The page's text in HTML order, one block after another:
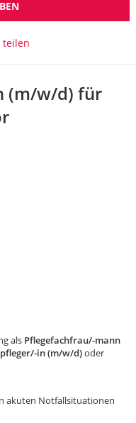
teilen
(m/w/d) für
als Pflegefachfrau/-mann
in (m/w/d)oder
akuten Notfallsituationen